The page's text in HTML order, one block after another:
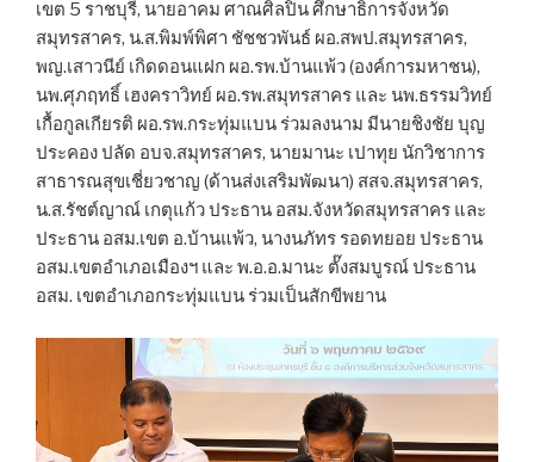
เขต 5 ราชบุรี, นายอาคม ศาณศิลปิน ศึกษาธิการจังหวัด
สมุทรสาคร, น.ส.พิมพ์พิศา ชัชชวพันธ์ ผอ.สพป.สมุทรสาคร,
พญ.เสาวนีย์ เกิดดอนแฝก ผอ.รพ.บ้านแพ้ว (องค์การมหาชน),
นพ.ศุภฤทธิ์ เฮงคราวิทย์ ผอ.รพ.สมุทรสาคร และ นพ.ธรรมวิทย์
เกื้อกูลเกียรติ ผอ.รพ.กระทุ่มแบน ร่วมลงนาม มีนายชิงชัย บุญ
ประคอง ปลัด อบจ.สมุทรสาคร, นายมานะ เปาทุย นักวิชาการ
สาธารณสุขเชี่ยวชาญ (ด้านส่งเสริมพัฒนา) สสจ.สมุทรสาคร,
น.ส.รัชต์ญาณ์ เกตุแก้ว ประธาน อสม.จังหวัดสมุทรสาคร และ
ประธาน อสม.เขต อ.บ้านแพ้ว, นางนภัทร รอดทยอย ประธาน
อสม.เขตอำเภอเมืองฯ และ พ.อ.อ.มานะ ตั๊งสมบูรณ์ ประธาน
อสม. เขตอำเภอกระทุ่มแบน ร่วมเป็นสักขีพยาน